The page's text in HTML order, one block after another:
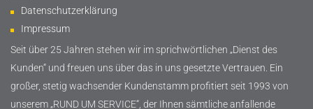
Datenschutzerklärung
Impressum
Seit über 25 Jahren stehen wir im sprichwörtlichen „Dienst des
Kunden“ und freuen uns über das in uns gesetzte Vertrauen. Ein
großer, stetig wachsender Kundenstamm profitiert seit 1993 von
unserem „RUND UM SERVICE“, der Ihnen sämtliche anfallende